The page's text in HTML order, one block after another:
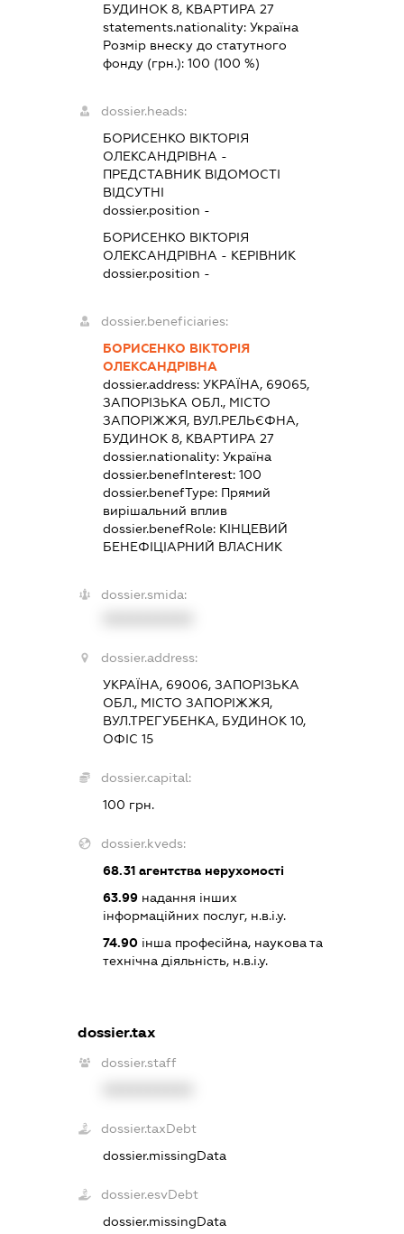
БУДИНОК 8, КВАРТИРА 27
statements.nationality:Україна
Розмір внеску до статутного
фонду (грн.):100 (100 %)
dossier.heads:
БОРИСЕНКО ВІКТОРІЯ
ОЛЕКСАНДРІВНА -
ПРЕДСТАВНИК ВІДОМОСТІ
ВІДСУТНІ
dossier.position -
БОРИСЕНКО ВІКТОРІЯ
ОЛЕКСАНДРІВНА - КЕРІВНИК
dossier.position -
dossier.beneficiaries:
БОРИСЕНКО ВІКТОРІЯ
ОЛЕКСАНДРІВНА
dossier.address:УКРАЇНА, 69065,
ЗАПОРІЗЬКА ОБЛ., МІСТО
ЗАПОРІЖЖЯ, ВУЛ.РЕЛЬЄФНА,
БУДИНОК 8, КВАРТИРА 27
dossier.nationality:Україна
dossier.benefInterest:100
dossier.benefType: Прямий
вирішальний вплив
dossier.benefRole: КІНЦЕВИЙ
БЕНЕФІЦІАРНИЙ ВЛАСНИК
dossier.smida:
dossier.address:
УКРАЇНА, 69006, ЗАПОРІЗЬКА
ОБЛ., МІСТО ЗАПОРІЖЖЯ,
ВУЛ.ТРЕГУБЕНКА, БУДИНОК 10,
ОФІС 15
dossier.capital:
100 грн.
dossier.kveds:
68.31 агентства нерухомості
63.99 надання інших
інформаційних послуг, н.в.і.у.
74.90 інша професійна, наукова та
технічна діяльність, н.в.і.у.
dossier.tax
dossier.staff
dossier.taxDebt
dossier.missingData
dossier.esvDebt
dossier.missingData